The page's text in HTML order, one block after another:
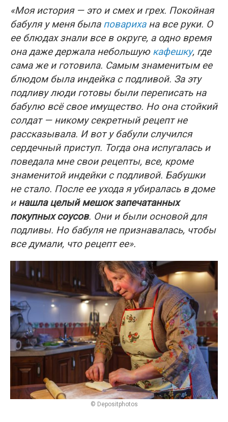
«Моя история — это и смех и грех. Покойная
бабуля у меня была поварихана все руки. О
ее блюдах знали все в округе, а одно время
она даже держала небольшую кафешку, где
сама же и готовила. Самым знаменитым ее
блюдом была индейка с подливой. За эту
подливу люди готовы были переписать на
бабулю всё свое имущество. Но она стойкий
солдат — никому секретный рецепт не
рассказывала. И вот у бабули случился
сердечный приступ. Тогда она испугалась и
поведала мне свои рецепты, все, кроме
знаменитой индейки с подливой. Бабушки
не стало. После ее ухода я убиралась в доме
и нашла целый мешок запечатанных
покупных соусов. Они и были основой для
подливы. Но бабуля не признавалась, чтобы
все думали, что рецепт ее».
© Depositphotos